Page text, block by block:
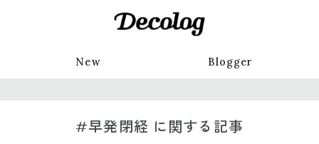
New Blogger
#早発閉経 に関する記事